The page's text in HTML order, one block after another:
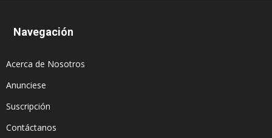
Navegación
Acerca de Nosotros
Anunciese
Suscripción
Contáctanos